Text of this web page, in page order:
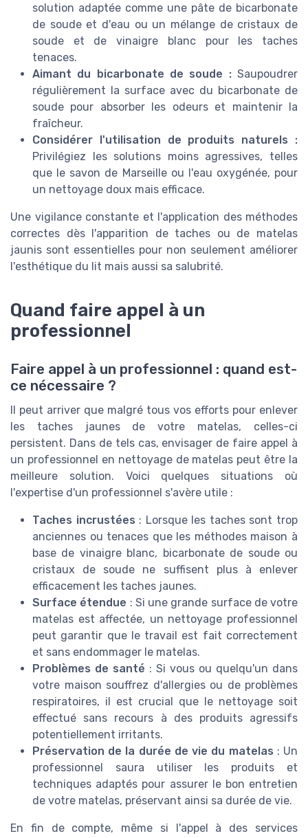
solution adaptée comme une pâte de bicarbonate
de soude et d'eau ou un mélange de cristaux de
soude et de vinaigre blanc pour les taches
tenaces.
Aimant du bicarbonate de soude :Saupoudrer
régulièrement la surface avec du bicarbonate de
soude pour absorber les odeurs et maintenir la
fraîcheur.
Considérer l'utilisation de produits naturels :
Privilégiez les solutions moins agressives, telles
que le savon de Marseille ou l'eau oxygénée, pour
un nettoyage doux mais efficace.
Une vigilance constante et l'application des méthodes
correctes dès l'apparition de taches ou de matelas
jaunis sont essentielles pour non seulement améliorer
l'esthétique du lit mais aussi sa salubrité.
Quand faire appel à un
professionnel
Faire appel à un professionnel : quand est-
ce nécessaire ?
Il peut arriver que malgré tous vos efforts pour enlever
les taches jaunes de votre matelas, celles-ci
persistent. Dans de tels cas, envisager de faire appel à
un professionnel en nettoyage de matelas peut être la
meilleure solution. Voici quelques situations où
l'expertise d'un professionnel s'avère utile :
Taches incrustées : Lorsque les taches sont trop
anciennes ou tenaces que les méthodes maison à
base de vinaigre blanc, bicarbonate de soude ou
cristaux de soude ne suffisent plus à enlever
efficacement les taches jaunes.
Surface étendue : Si une grande surface de votre
matelas est affectée, un nettoyage professionnel
peut garantir que le travail est fait correctement
et sans endommager le matelas.
Problèmes de santé : Si vous ou quelqu'un dans
votre maison souffrez d'allergies ou de problèmes
respiratoires, il est crucial que le nettoyage soit
effectué sans recours à des produits agressifs
potentiellement irritants.
Préservation de la durée de vie du matelas : Un
professionnel saura utiliser les produits et
techniques adaptés pour assurer le bon entretien
de votre matelas, préservant ainsi sa durée de vie.
En fin de compte, même si l'appel à des services